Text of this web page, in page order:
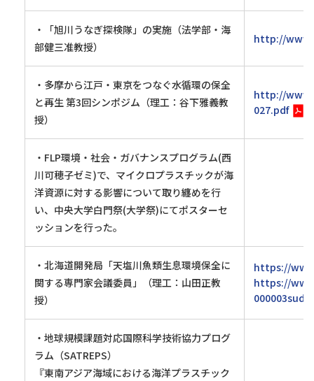
・「旭川うなぎ探検隊」の実施（法学部・海
部健三准教授）
http://
・多摩から江戸・東京をつなぐ水循環の保全
と再生 第3回シンポジム（理工：谷下雅義教
授）
http://
027.pdf
・FLP環境・社会・ガバナンスプログラム(西
川可穂子ゼミ)で、マイクロプラスチックが海
洋資源に対する影響について取り纏めを行
い、中央大学白門祭(大学祭)にてポスターセ
ッションを行った。
・北海道開発局「天塩川魚類生息環境保全に
関する専門家会議委員」（理工：山田正教
授）
https://
https://
・地球規模課題対応国際科学技術協力プログ
ラム（SATREPS）
『東南アジア海域における海洋プラスチック